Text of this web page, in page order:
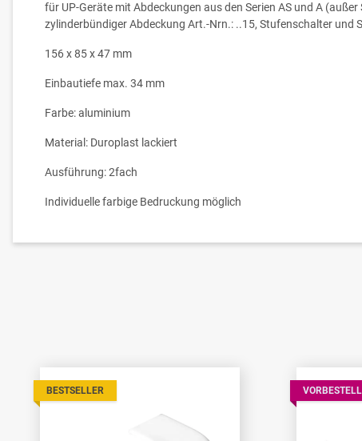
für UP-Geräte mit Abdeckungen aus den Serien AS und A
zylinderbündiger Abdeckung Art.-Nrn.: ..15, Stufenschalter und
156 x 85 x 47 mm
Einbautiefe max. 34 mm
Farbe: aluminium
Material: Duroplast lackiert
Ausführung: 2fach
Individuelle farbige Bedruckung möglich
BESTSELLER